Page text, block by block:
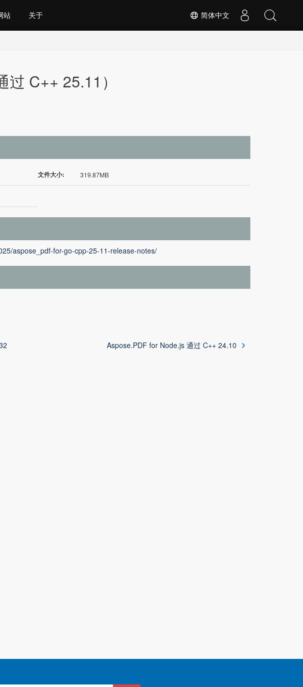
简体中文
站 关于
C++ 25.11）
文件大小: 319.87MB
aspose_pdf-for-go-cpp-25-11-release-notes/
Aspose.PDF for Node.js 通过 C++ 24.10